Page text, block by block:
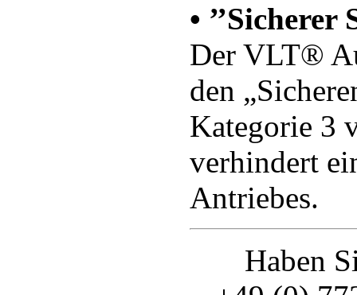
• ’’Sicherer
Der VLT®
den
Kategorie 3
verhindert
Antriebes.
Haben